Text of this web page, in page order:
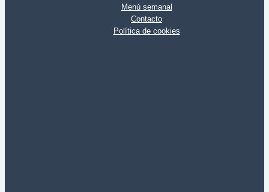
Menú semanal
Contacto
Política de cookies